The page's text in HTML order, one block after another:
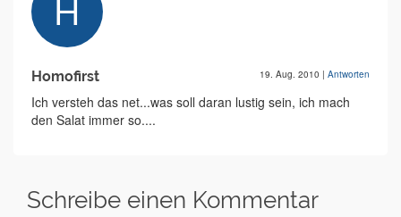
Homofirst 19. Aug. 2010 | Antworten
Ich versteh das net...was soll daran lustig sein, ich mach
den Salat immer so....
Schreibe einen Kommentar